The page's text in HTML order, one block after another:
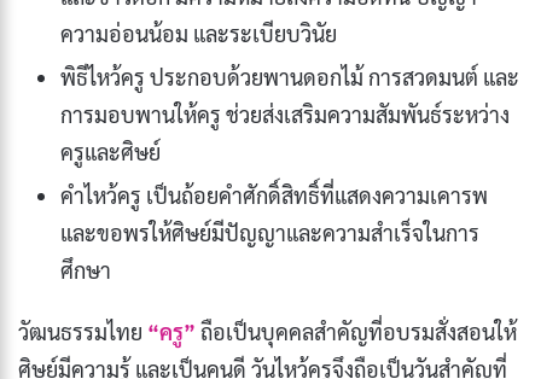
ความอ่อนน้อม และระเบียบวินัย
พิธีไหว้ครู ประกอบด้วยพานดอกไม้ การสวดมนต์ และ
การมอบพานให้ครู ช่วยส่งเสริมความสัมพันธ์ระหว่าง
ครูและศิษย์
คำไหว้ครู เป็นถ้อยคำศักดิ์สิทธิ์ที่แสดงความเคารพ
และขอพรให้ศิษย์มีปัญญาและความสำเร็จในการ
ศึกษา
วัฒนธรรมไทย “ครู” ถือเป็นบุคคลสำคัญที่อบรมสั่งสอนให้
ศิษย์มีความรู้ และเป็นคนดี วันไหว้ครูจึงถือเป็นวันสำคัญที่